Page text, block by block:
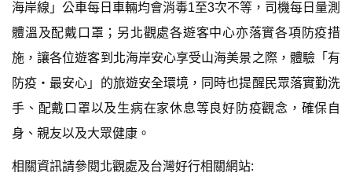
海岸線」公車每日車輛均會消毒1至3次不等，司機每日量測
體溫及配戴口罩；另北觀處各遊客中心亦落實各項防疫措
施，讓各位遊客到北海岸安心享受山海美景之際，體驗「有
防疫‧最安心」的旅遊安全環境，同時也提醒民眾落實勤洗
手、配戴口罩以及生病在家休息等良好防疫觀念，確保自
身、親友以及大眾健康。
相關資訊請參閱北觀處及台灣好行相關網站: